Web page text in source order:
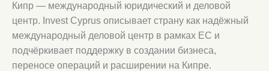
Кипр — международный юридический и деловой
центр. Invest Cyprus описывает страну как надёжный
международный деловой центр в рамках ЕС и
подчёркивает поддержку в создании бизнеса,
переносе операций и расширении на Кипре.